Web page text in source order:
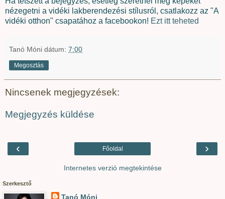
nézegetni a vidéki lakberendezési stílusról, csatlakozz az "A
vidéki otthon" csapatához a facebookon! Ezt itt teheted
Tanó Móni dátum: 7:00
Megosztás
Nincsenek megjegyzések:
Megjegyzés küldése
‹ ›
Főoldal
Internetes verzió megtekintése
Szerkesztő
Tanó Móni